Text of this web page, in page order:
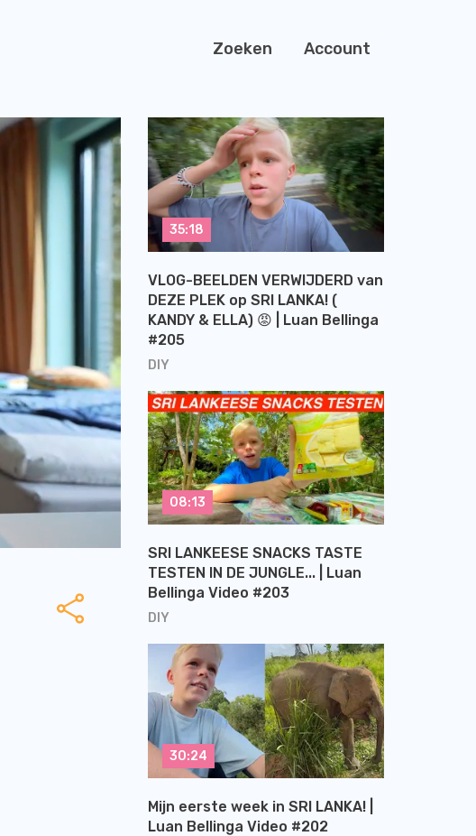
Zoeken Account
DIY
VLOG-BEELDEN VERWIJDERD van
DEZE PLEK op SRI LANKA! (
KANDY & ELLA) 😡 | Luan Bellinga
#205
35:18
DIY
SRI LANKEESE SNACKS TASTE
TESTEN IN DE JUNGLE... | Luan
Bellinga Video #203
08:13
Mijn eerste week in SRI LANKA! |
Luan Bellinga Video #202
30:24